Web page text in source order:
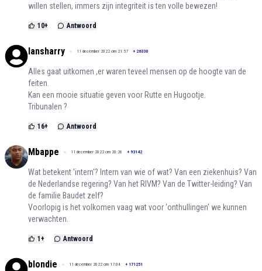
willen stellen, immers zijn integriteit is ten volle bewezen!
10+ Antwoord
lansharry 11 december 2022 om 21:57 + 26330
Alles gaat uitkomen ,er waren teveel mensen op de hoogte van de
feiten.
Kan een mooie situatie geven voor Rutte en Hugootje.
Tribunalen ?
16+ Antwoord
Mbappe 11 december 2022 om 20:26 + 93142
Wat betekent 'intern'? Intern van wie of wat? Van een ziekenhuis? Van
de Nederlandse regering? Van het RIVM? Van de Twitter-leiding? Van
de familie Baudet zelf?
Voorlopig is het volkomen vaag wat voor 'onthullingen' we kunnen
verwachten.
1 + Antwoord
blondie 11 december 2022 om 17:04 + 171251